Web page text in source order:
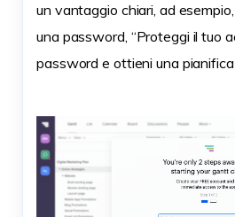
un vantaggio chiari, ad
una password, “Proteggi il tuo
password e ottieni una